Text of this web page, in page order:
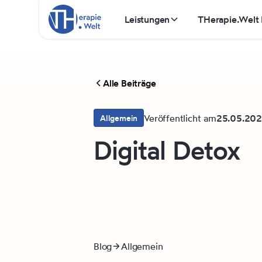
Leistungen THerapie.Welt
Alle Beiträge
Allgemein Veröffentlicht am
Digital Detox
Blog Allgemein